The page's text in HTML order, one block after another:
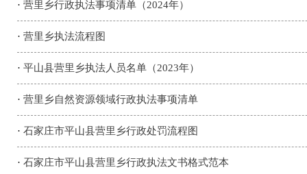
· 营里乡行政执法事项清单（2024年）
· 营里乡执法流程图
· 平山县营里乡执法人员名单（2023年）
· 营里乡自然资源领域行政执法事项清单
· 石家庄市平山县营里乡行政处罚流程图
· 石家庄市平山县营里乡行政执法文书格式范本